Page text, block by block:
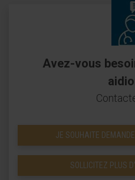
Avez-vous
JE SOUHAITE
SOLLICITEZ PLUS